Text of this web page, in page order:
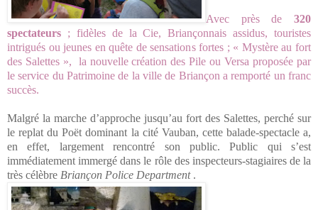
Avec près de 320
spectateurs ; fidèles de la Cie, Briançonnais assidus, touristes
intrigués ou jeunes en quête de sensations fortes ; « Mystère au fort
des Salettes », la nouvelle création des Pile ou Versa proposée par
le service du Patrimoine de la ville de Briançon a remporté un franc
succès.
Malgré la marche d’approche jusqu’au fort des Salettes, perché sur
le replat du Poët dominant la cité Vauban, cette balade-spectacle a,
en effet, largement rencontré son public. Public qui s’est
immédiatement immergé dans le rôle des inspecteurs-stagiaires de la
très célèbre Briançon Police Department.